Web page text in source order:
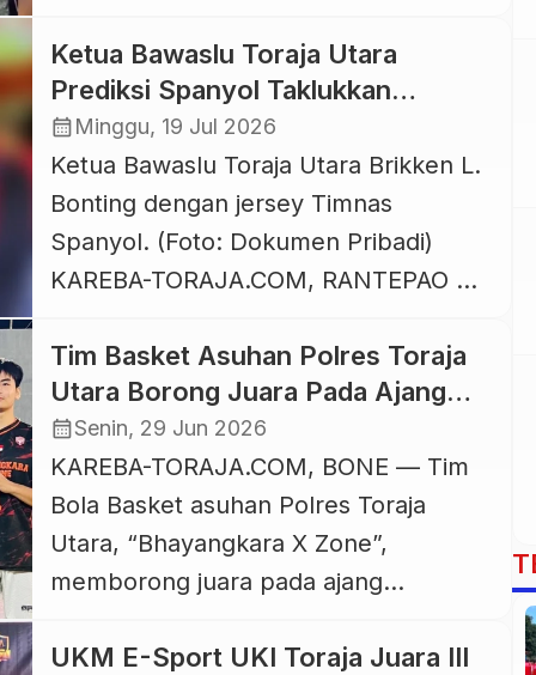
Skateboard tahunan yang
diselenggarakan dalam rangkaian
Antween Fest 2026 di Kota Parepare
Sulawesi Selatan 26 Juli 2026 kembali
mengharumkan nama Tana Toraja
lewat aksi Surya Saputra. Talenta
muda Tana Toraja dari olahraga
Ketua Bawaslu Toraja Utara
Prediksi Spanyol Taklukkan
Argentina 3-1 di Final Piala Dunia
2026
calendar_monthMinggu, 19 Jul 2026
Ketua Bawaslu Toraja Utara Brikken L.
Bonting dengan jersey Timnas
Spanyol. (Foto: Dokumen Pribadi)
KAREBA-TORAJA.COM, RANTEPAO —
Utara, Brikken L. Bonting, S.H., M.H.,
secara terbuka menjagokan Tim
Nasional Spanyol untuk keluar sebagai
juara Piala Dunia FIFA 2026.
Menurutnya, La Roja memiliki kualitas
permainan yang lebih kolektif dan
konsisten dibandingkan Argentina […]
Tim Basket Asuhan Polres Toraja
Utara Borong Juara Pada Ajang
Basketforia 2026 di Bone
calendar_monthSenin, 29 Jun 2026
KAREBA-TORAJA.COM, BONE — Tim
Bola Basket asuhan Polres Toraja
Utara, “Bhayangkara X Zone”,
memborong juara pada ajang
bertajuk Basketforia 2026 3×3
UKM E-Sport UKI Toraja Juara III